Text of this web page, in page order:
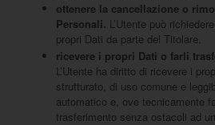
ottenere la cancellazione o
Personali. L’Utente può
propri Dati da parte del Titolare.
ricevere i propri Dati o farli
L’Utente ha diritto di ricevere i
strutturato, di uso comune e
automatico e, ove tecnicamente
trasferimento senza ostacoli ad